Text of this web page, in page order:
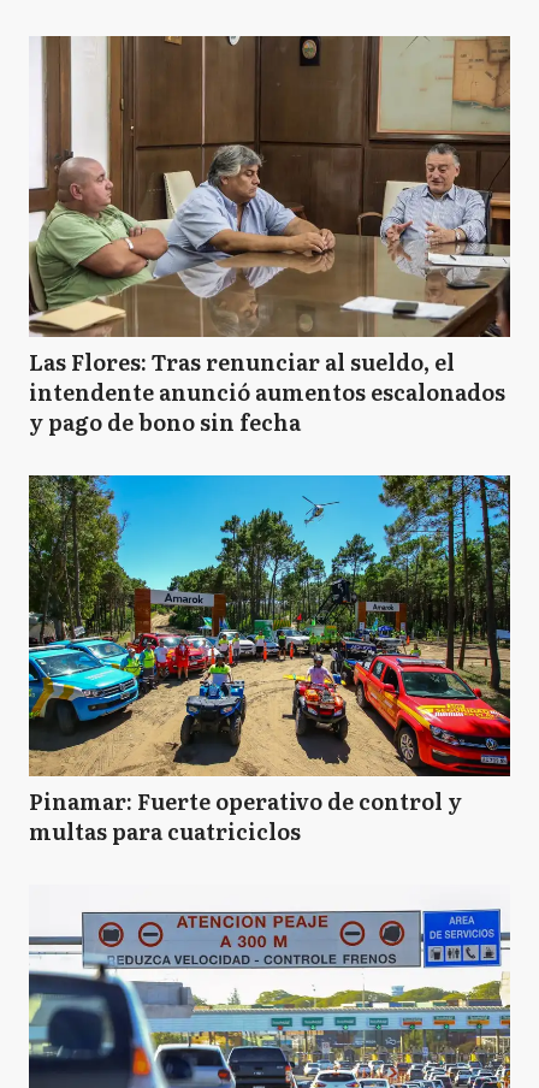
Las Flores: Tras renunciar al sueldo, el
intendente anunció aumentos escalonados
y pago de bono sin fecha
Pinamar: Fuerte operativo de control y
multas para cuatriciclos